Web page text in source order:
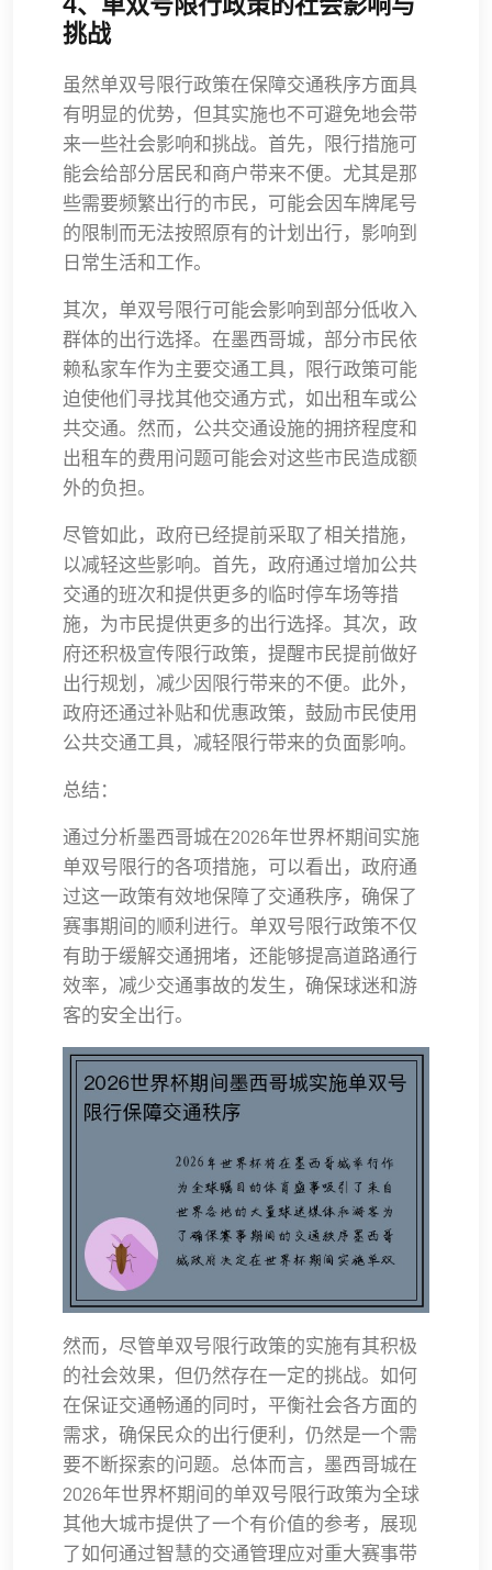
挑战
虽然单双号限行政策在保障交通秩序方面具
有明显的优势，但其实施也不可避免地会带
来一些社会影响和挑战。首先，限行措施可
能会给部分居民和商户带来不便。尤其是那
些需要频繁出行的市民，可能会因车牌尾号
的限制而无法按照原有的计划出行，影响到
日常生活和工作。
其次，单双号限行可能会影响到部分低收入
群体的出行选择。在墨西哥城，部分市民依
赖私家车作为主要交通工具，限行政策可能
迫使他们寻找其他交通方式，如出租车或公
共交通。然而，公共交通设施的拥挤程度和
出租车的费用问题可能会对这些市民造成额
外的负担。
尽管如此，政府已经提前采取了相关措施，
以减轻这些影响。首先，政府通过增加公共
交通的班次和提供更多的临时停车场等措
施，为市民提供更多的出行选择。其次，政
府还积极宣传限行政策，提醒市民提前做好
出行规划，减少因限行带来的不便。此外，
政府还通过补贴和优惠政策，鼓励市民使用
公共交通工具，减轻限行带来的负面影响。
总结：
通过分析墨西哥城在2026年世界杯期间实施
单双号限行的各项措施，可以看出，政府通
过这一政策有效地保障了交通秩序，确保了
赛事期间的顺利进行。单双号限行政策不仅
有助于缓解交通拥堵，还能够提高道路通行
效率，减少交通事故的发生，确保球迷和游
客的安全出行。
然而，尽管单双号限行政策的实施有其积极
的社会效果，但仍然存在一定的挑战。如何
在保证交通畅通的同时，平衡社会各方面的
需求，确保民众的出行便利，仍然是一个需
要不断探索的问题。总体而言，墨西哥城在
2026年世界杯期间的单双号限行政策为全球
其他大城市提供了一个有价值的参考，展现
了如何通过智慧的交通管理应对重大赛事带